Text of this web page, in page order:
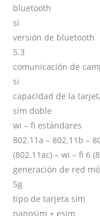
bluetooth
si
versión de bluetooth
5.3
comunicación de
si
capacidad de la
sim doble
wi – fi estándares
802.11a – 802.11b –
(802.11ac) – wi – fi 6
generación de red
5g
tipo de tarjeta sim
nanosim + esim